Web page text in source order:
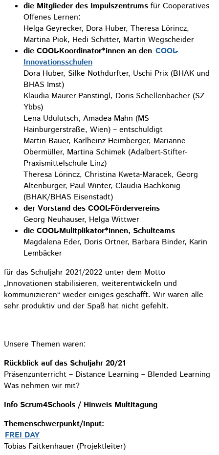
die Mitglieder des Impulszentrums für Cooperatives
Offenes Lernen:
Helga Geyrecker, Dora Huber, Theresa Lörincz,
Martina Piok, Hedi Schitter, Martin Wegscheider
die COOL-Koordinator*innen an den COOL-
Innovationsschulen
Dora Huber, Silke Nothdurfter, Uschi Prix (BHAK und
BHAS Imst)
Klaudia Maurer-Panstingl, Doris Schellenbacher (SZ
Ybbs)
Lena Udulutsch, Amadea Mahn (MS
Hainburgerstraße, Wien) – entschuldigt
Martin Bauer, Karlheinz Heimberger, Marianne
Obermüller, Martina Schimek (Adalbert-Stifter-
Praxismittelschule Linz)
Theresa Lörincz, Christina Kweta-Maracek, Georg
Altenburger, Paul Winter, Claudia Bachkönig
(BHAK/BHAS Eisenstadt)
der Vorstand des COOL-Fördervereins
Georg Neuhauser, Helga Wittwer
die COOL-Mulitplikator*innen, Schulteams
Magdalena Eder, Doris Ortner, Barbara Binder, Karin
Lembäcker
für das Schuljahr 2021/2022 unter dem Motto
„Innovationen stabilisieren, weiterentwickeln und
kommunizieren“ wieder einiges geschafft. Wir waren alle
sehr produktiv und der Spaß hat nicht gefehlt.
Unsere Themen waren:
Rückblick auf das Schuljahr 20/21
Präsenzunterricht – Distance Learning – Blended Learning
Was nehmen wir mit?
Info Scrum4Schools / Hinweis Multitagung
Themenschwerpunkt/Input:
FREI DAY
Tobias Faitkenhauer (Projektleiter)